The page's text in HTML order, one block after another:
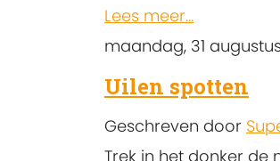
Lees meer...
maandag, 31
Uilen spotten
Geschreven door
Trek in het donker de